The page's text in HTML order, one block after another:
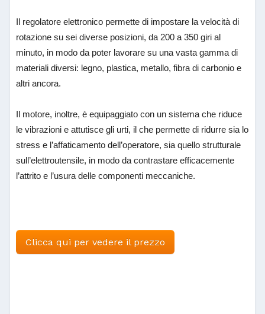
Il regolatore elettronico permette di impostare la velocità di
rotazione su sei diverse posizioni, da 200 a 350 giri al
minuto, in modo da poter lavorare su una vasta gamma di
materiali diversi: legno, plastica, metallo, fibra di carbonio e
altri ancora.
Il motore, inoltre, è equipaggiato con un sistema che riduce
le vibrazioni e attutisce gli urti, il che permette di ridurre sia lo
stress e l’affaticamento dell’operatore, sia quello strutturale
sull’elettroutensile, in modo da contrastare efficacemente
l’attrito e l’usura delle componenti meccaniche.
Clicca qui per vedere il prezzo